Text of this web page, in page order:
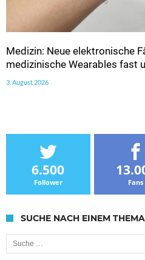
Medizin: Neue elektronische
medizinische Wearables fast
3. August 2026
6.500
Follower Fans
SUCHE NACH EINEM THEMA
Suche nach: